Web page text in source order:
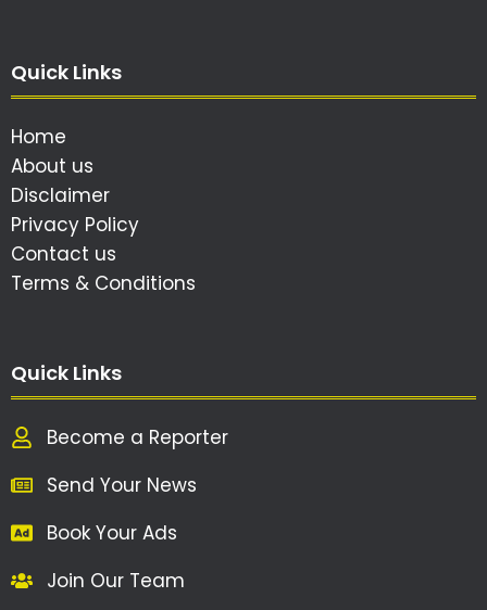
Quick Links
Home
About us
Disclaimer
Privacy Policy
Contact us
Terms & Conditions
Quick Links
Become a Reporter
Send Your News
Book Your Ads
Join Our Team